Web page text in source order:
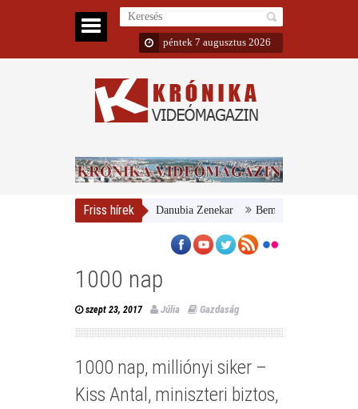
péntek 7 augusztus 2026
Friss hírek
Nemzeti Galéria és a Danubia Zenekar Bemutatta 2024/25-ös
1000 nap
szept 23, 2017 Júlia Gazdaság
1000 nap, milliónyi siker –
Kiss Antal, miniszteri biztos,